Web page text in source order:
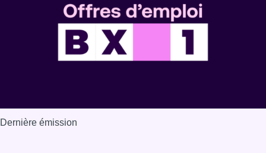
Dernière émission